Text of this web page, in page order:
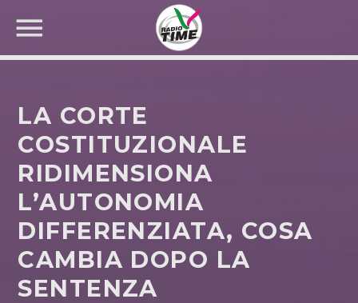
CERCA NEL SITO WEB:
LA CORTE
COSTITUZIONALE
RIDIMENSIONA
L’AUTONOMIA
DIFFERENZIATA, COSA
CAMBIA DOPO LA
SENTENZA